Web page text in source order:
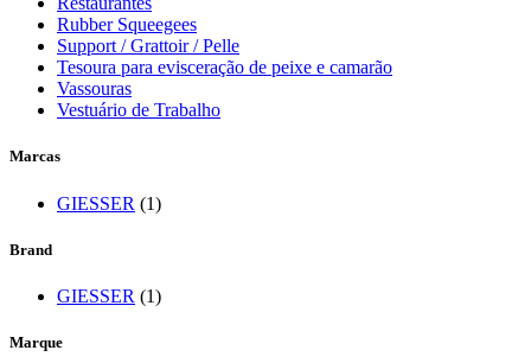
Rubber Squeegees
Support / Grattoir / Pelle
Tesoura para evisceração de peixe e camarão
Vassouras
Vestuário de Trabalho
Marcas
GIESSER (1)
Brand
GIESSER (1)
Marque